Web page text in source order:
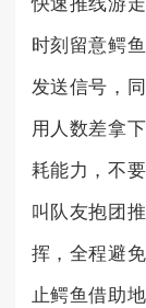
快速推线游
时刻留意鳄
发送信号，
用人数差拿
耗能力，不
叫队友抱团
挥，全程避
止鳄鱼借助